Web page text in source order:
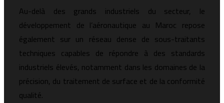
Au-delà des grands industriels du secteur, le
développement de l’aéronautique au Maroc repose
également sur un réseau dense de sous-traitants
techniques capables de répondre à des standards
industriels élevés, notamment dans les domaines de la
précision, du traitement de surface et de la conformité
qualité.